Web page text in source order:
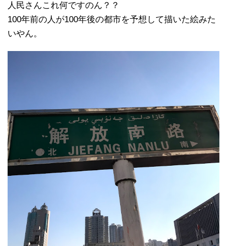
人民さんこれ何ですのん？？
100年前の人が100年後の都市を予想して描いた絵みた
いやん。